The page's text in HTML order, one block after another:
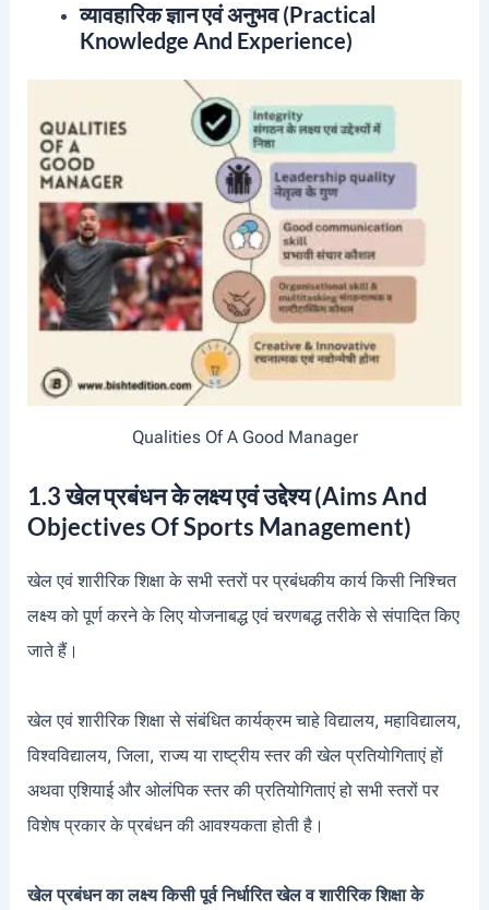
व्यावहारिक ज्ञान एवं अनुभव (practical
Knowledge And Experience)
Qualities Of A Good Manager
1.3 खेल प्रबंधन के लक्ष्य एवं उद्देश्य (Aims And
Objectives Of Sports Management)
खेल एवं शारीरिक शिक्षा के सभी स्तरों पर प्रबंधकीय कार्य किसी निश्चित
लक्ष्य को पूर्ण करने के लिए योजनाबद्ध एवं चरणबद्ध तरीके से संपादित किए
जाते हैं।
खेल एवं शारीरिक शिक्षा से संबंधित कार्यक्रम चाहे विद्यालय, महाविद्यालय,
विश्वविद्यालय, जिला, राज्य या राष्ट्रीय स्तर की खेल प्रतियोगिताएं हों
अथवा एशियाई और ओलंपिक स्तर की प्रतियोगिताएं होसभी स्तरों पर
विशेष प्रकार के प्रबंधन की आवश्यकता होती है।
खेल प्रबंधन का लक्ष्य किसी पूर्व निर्धारित खेल व शारीरिक शिक्षा के